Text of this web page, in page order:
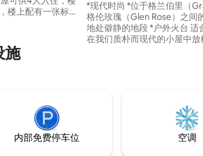
楼上配有一张标
往Hamm Creek
堡
Rose）附近的舒适乡村现代
*现代时尚 *位于格兰伯里（Granbury）和
格伦玫瑰（Glen Rose）之间
地处僻静的地段 *户外火台 适合情侣或家庭
在我们质朴而现代的小屋中
块拥有充足的自然空间。
施
内部免费停车位 空调